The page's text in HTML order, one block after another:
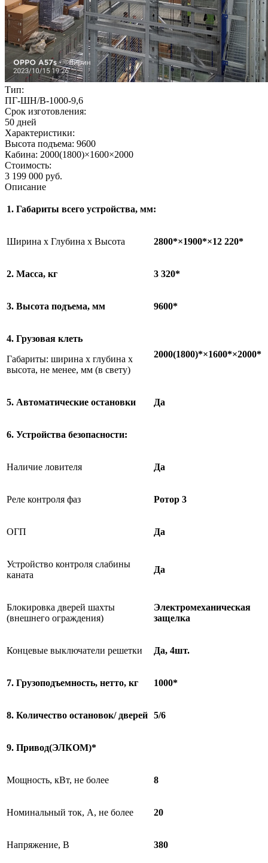
Тип:
ПГ-ШН/В-1000-9,6
Срок изготовления:
50 дней
Характеристики:
Высота подъема: 9600
Кабина: 2000(1800)×1600×2000
Стоимость:
3 199 000 руб.
Описание
1. Габариты всего устройства, мм:
Ширина х Глубина х Высота 2800*×1900*×12 220*
2. Масса, кг 3 320*
3. Высота подъема, мм 9600*
4. Грузовая клеть
Габариты: ширина х глубина х
высота, не менее, мм (в свету)
2000(1800)*×1600*×2000*
5. Автоматические остановки Да
6. Устройства безопасности:
Наличие ловителя Да
Реле контроля фаз Ротор 3
ОГП Да
Устройство контроля слабины
каната
Да
Блокировка дверей шахты
(внешнего ограждения)
Электромеханическая
защелка
Концевые выключатели решетки Да, 4шт.
7. Грузоподъемность, нетто, кг 1000*
8. Количество остановок/ дверей 5/6
9. Привод(ЭЛКОМ)*
Мощность, кВт, не более 8
Номинальный ток, А, не более 20
Напряжение, В 380